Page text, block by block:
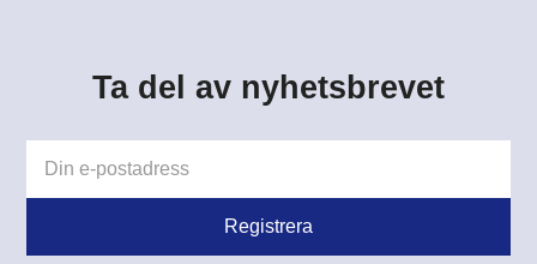
Ta del av nyhetsbrevet